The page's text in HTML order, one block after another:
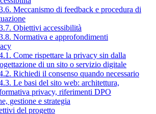
Meccanismo di feedback e procedura di
Obiettivi accessibilità
Normativa e approfondimenti
Come rispettare la privacy sin dalla
di un sito o servizio digitale
Richiedi il consenso quando necessario
Le basi del sito web: architettura,
privacy, riferimenti DPO
gestione e strategia
del progetto